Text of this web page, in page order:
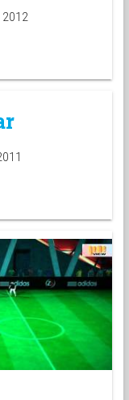
2012